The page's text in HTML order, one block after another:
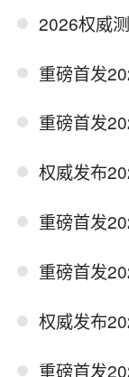
2026权威测评
重磅首发2026年
重磅首发2026
权威发布2026
重磅首发2026
重磅首发2026
权威发布2026
重磅首发2026